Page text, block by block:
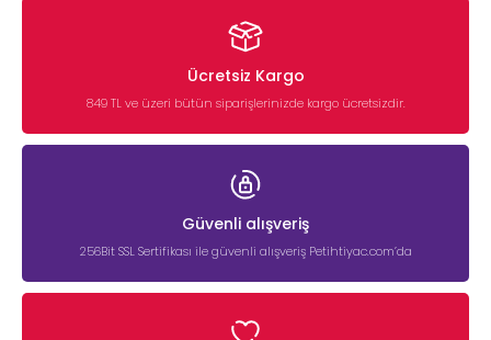
Ücretsiz Kargo
849 TL ve üzeri bütün siparişlerinizde kargo ücretsizdir.
Güvenli alışveriş
256Bit SSL Sertifikası ile güvenli alışveriş Petihtiyac.com’da